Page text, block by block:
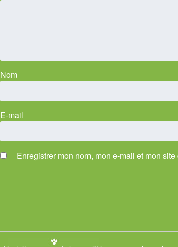
Nom
E-mail
Enregistrer mon nom, mon e-mail et mon